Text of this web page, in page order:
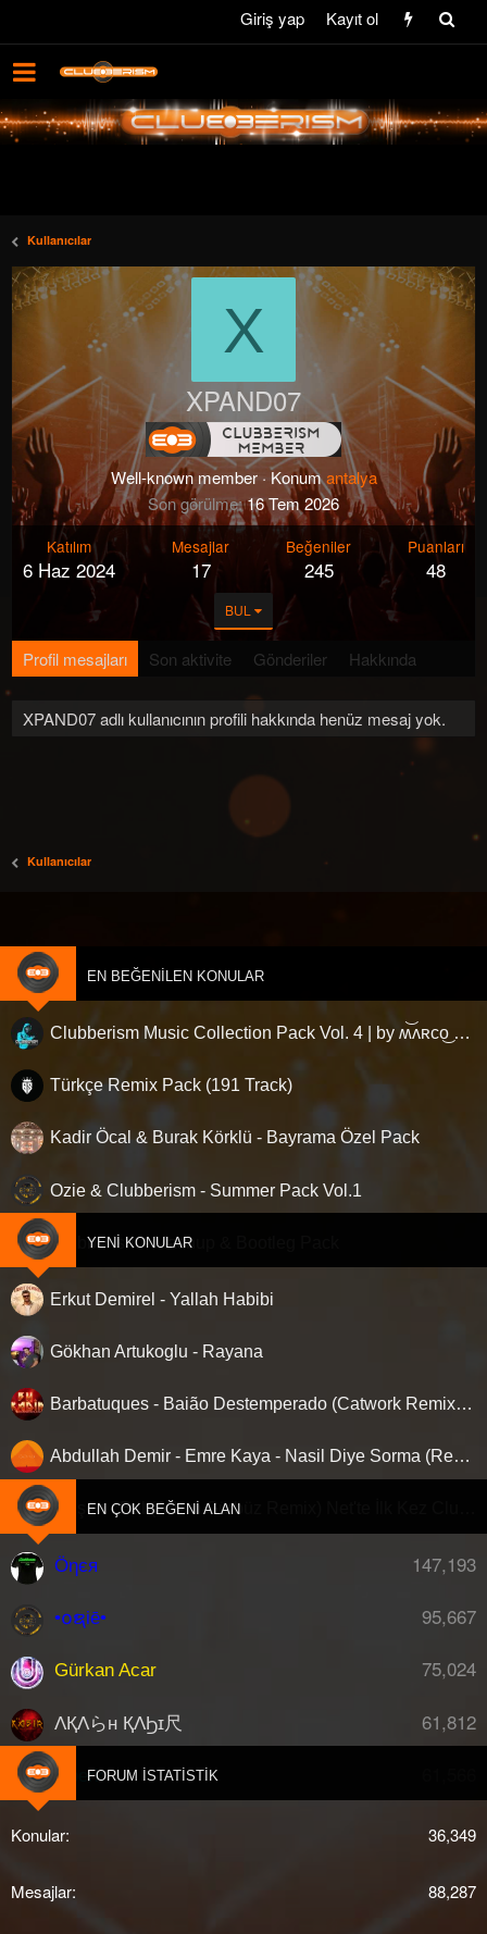
Giriş yap Kayıt ol
Kullanıcılar
X
XPAND07
Well-known member · Konumantalya
Son görülme 16 Tem 2026
Katılım
6 Haz 2024
Mesajlar
17
Beğeniler
245
Puanları
48
BUL
Profil mesajları Son aktivite Gönderiler Hakkında
XPAND07 adlı kullanıcının profili hakkında henüz mesaj yok.
Kullanıcılar
EN BEĞENILEN KONULAR
Clubberism Music Collection Pack Vol. 4 | by ʍ͝ʌʀco͜ ʌɴϯσɴio ҇
Türkçe Remix Pack (191 Track)
Kadir Öcal & Burak Körklü - Bayrama Özel Pack
Ozie & Clubberism - Summer Pack Vol.1
Clubberism - Mashup & Bootleg Pack
YENI KONULAR
Erkut Demirel - Yallah Habibi
Gökhan Artukoglu - Rayana
Barbatuques - Baião Destemperado (Catwork Remix) ‘Nette ilk…!
Abdullah Demir - Emre Kaya - Nasil Diye Sorma (Remix)
EN ÇOK BEĞENI ALAN
147,193
Öηєя
95,667
•໐ຊiē•
75,024
Gürkan Acar
61,812
ΛҚΛらн ҚΛϦɪ尺
djberkFORUM İSTATISTIK
Konular 36,349
Mesajlar 88,287